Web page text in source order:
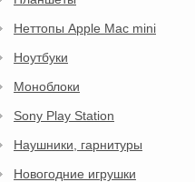
Неттопы Apple Mac mini
Ноутбуки
Моноблоки
Sony Play Station
Наушники, гарнитуры
Новогодние игрушки